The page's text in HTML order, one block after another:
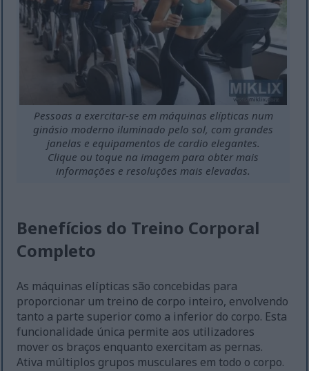
Pessoas a exercitar-se em máquinas elípticas num
ginásio moderno iluminado pelo sol, com grandes
janelas e equipamentos de cardio elegantes.
Clique ou toque na imagem para obter mais
informações e resoluções mais elevadas.
Benefícios do Treino Corporal
Completo
As máquinas elípticas são concebidas para
proporcionar um treino de corpo inteiro, envolvendo
tanto a parte superior como a inferior do corpo. Esta
funcionalidade única permite aos utilizadores
mover os braços enquanto exercitam as pernas.
Ativa múltiplos grupos musculares em todo o corpo.